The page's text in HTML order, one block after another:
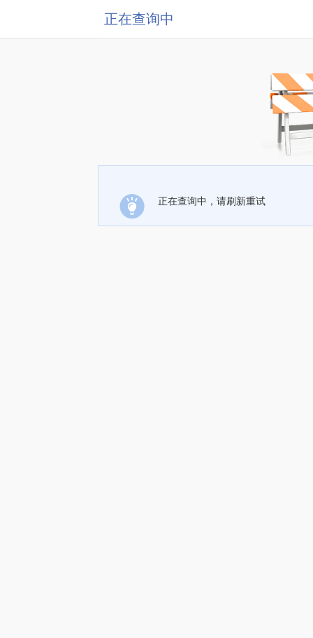
正在查询中
正在查询中，请刷新重试